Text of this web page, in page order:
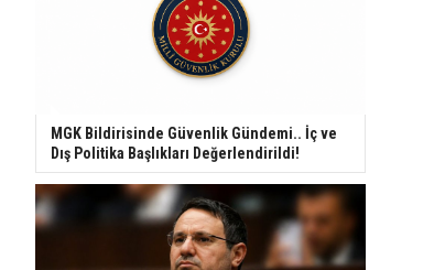
MGK Bildirisinde Güvenlik Gündemi.. İç ve
Dış Politika Başlıkları Değerlendirildi!